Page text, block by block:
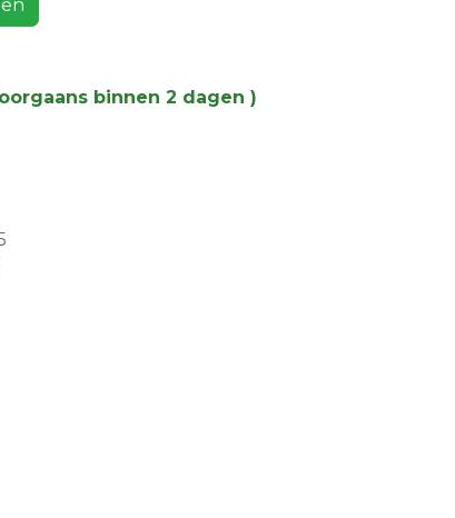
binnen 2 dagen )